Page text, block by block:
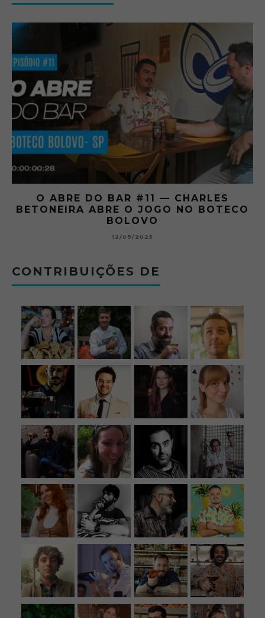
O ABRE DO BAR #11 — CHARLES
BETONEIRA ABRE O JOGO NO BOTECO
BOLOVO
12/09/2025
CONTRIBUIÇÕES DE